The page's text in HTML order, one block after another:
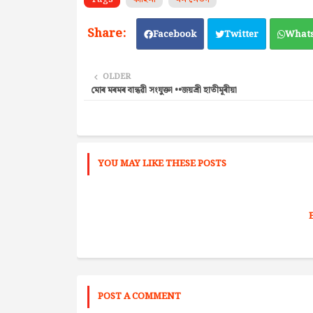
Facebook Twitter
OLDER
মোৰ মৰমৰ বান্ধৱী সংযুক্তা ••জয়শ্ৰী হাতীমূৰীয়া
YOU MAY LIKE THESE POSTS
POST A COMMENT